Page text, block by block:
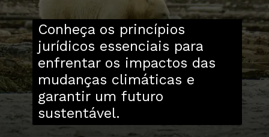
Conheça os princípios
jurídicos essenciais para
enfrentar os impactos das
mudanças climáticas e
garantir um futuro
sustentável.